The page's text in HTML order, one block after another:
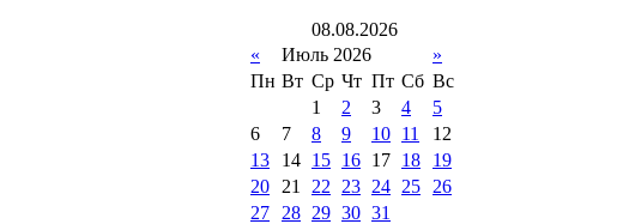
08.08.2026
«
Июль 2026
»
Пн Вт Ср Чт Пт Сб Вс
1
2 3 4
5
6
7 8 9 10 11
12
13
14 15 16 17 18
19
20
21 22 23 24 25
26
27
28 29 30 31